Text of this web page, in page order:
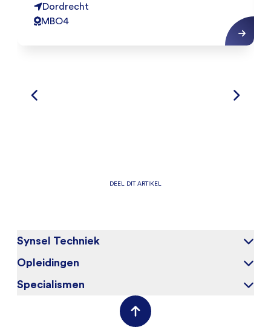
Dordrecht
MBO4
DEEL DIT ARTIKEL
Synsel Techniek
Over ons
Onze kandidaten
Opleidingen
Elektrotechniek
Specialismen